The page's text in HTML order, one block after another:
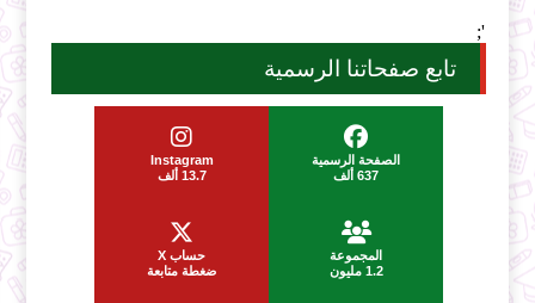
';
تابع صفحاتنا الرسمية
الصفحة الرسمية
637 ألف
Instagram
13.7 ألف
المجموعة
1.2 مليون
حساب X
ضغطة متابعة